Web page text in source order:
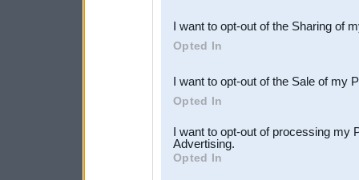
Downstream Participants
third parties.
I want to opt-out of the Sharing of
Opted In
I want to opt-out of the Sale of my
Opted In
I want to opt-out of processing my
Advertising.
Opted In